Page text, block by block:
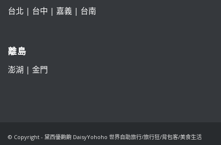
台北 | 台中 | 嘉義| 台南
離島
澎湖 | 金門
© Copyright - 黛西優齁齁 DaisyYohoho 世界自助旅行/旅行狂/背包客/美食生活